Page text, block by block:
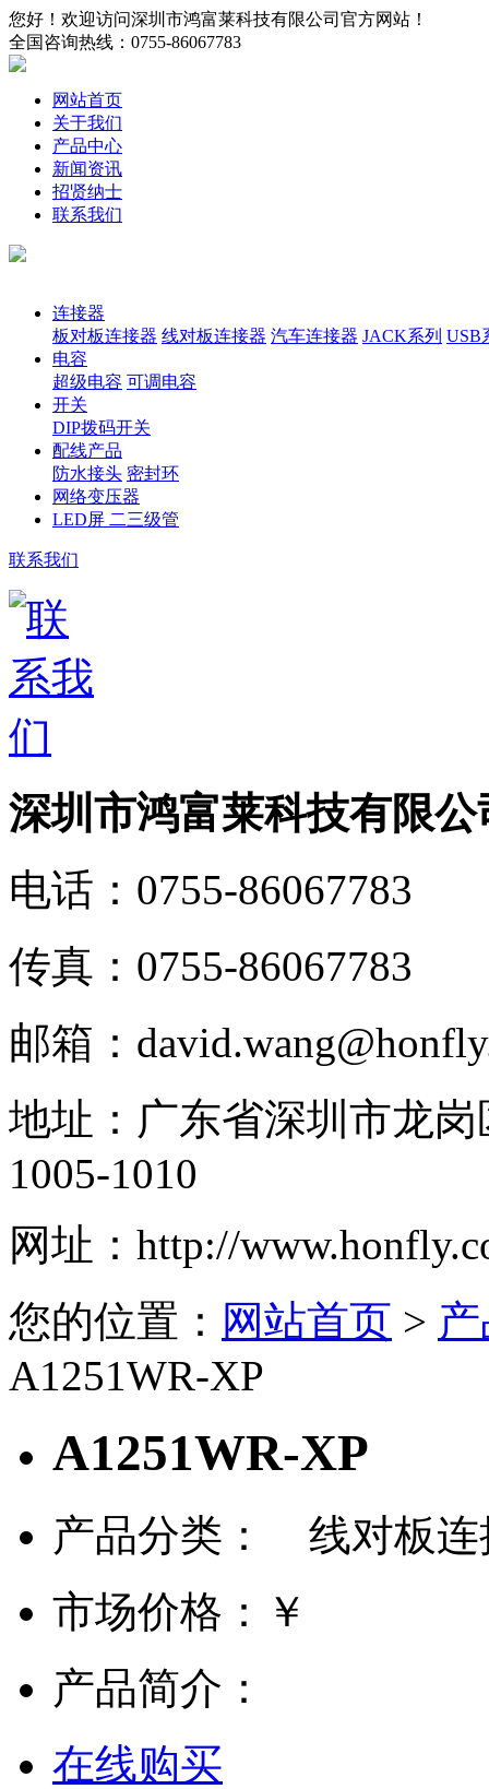
您好！欢迎访问深圳市鸿富莱科技有限公司官方网站！
全国咨询热线： 0755-86067783
网站首页
关于我们
产品中心
新闻资讯
招贤纳士
联系我们
连接器
板对板连接器 线对板连接器 汽车连接器 JACK系列 USB
电容
超级电容 可调电容
开关
DIP拨码开关
配线产品
防水接头 密封环
网络变压器
LED屏 二三级管
联系我们
深圳市鸿富莱科技有限公
电话： 0755-86067783
传真： 0755-86067783
邮箱：
地址： 广东省深圳市龙
1005-1010
网址： http://
您的位置： 网站首页 >
A1251WR-XP
A1251WR-XP
产品分类： 线对板连
市场价格：
￥
产品简介：
在线购买